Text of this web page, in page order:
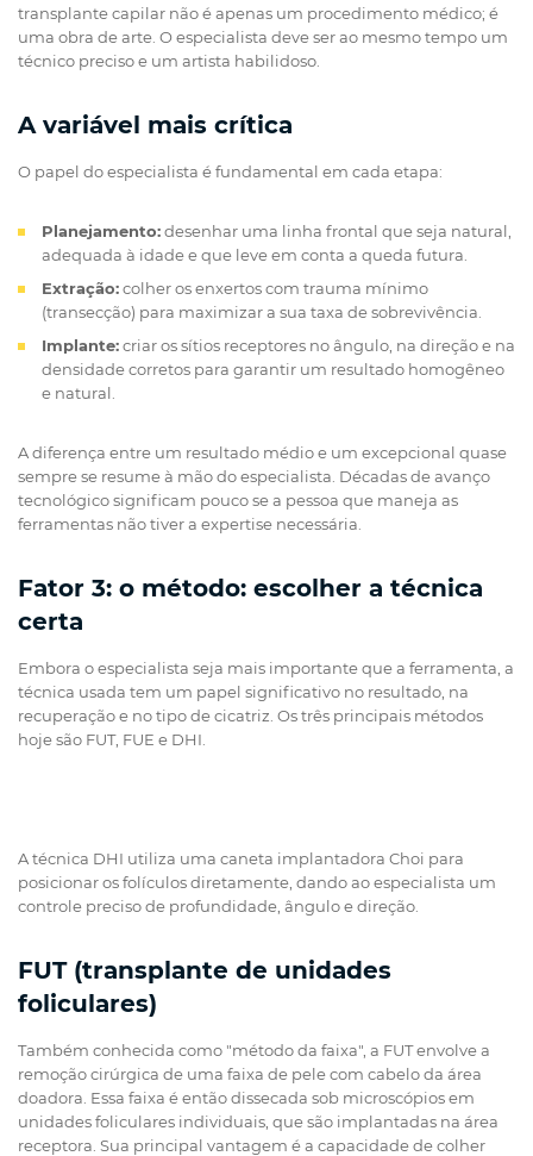
transplante capilar não é apenas um procedimento médico; é
uma obra de arte. O especialista deve ser ao mesmo tempo um
técnico preciso e um artista habilidoso.
A variável mais crítica
O papel do especialista é fundamental em cada etapa:
Planejamento:desenhar uma linha frontal que seja natural,
adequada à idade e que leve em conta a queda futura.
Extração:colher os enxertos com trauma mínimo
(transecção) para maximizar a sua taxa de sobrevivência.
Implante:criar os sítios receptores no ângulo, na direção e na
densidade corretos para garantir um resultado homogêneo
e natural.
A diferença entre um resultado médio e um excepcional quase
sempre se resume à mão do especialista. Décadas de avanço
tecnológico significam pouco se a pessoa que maneja as
ferramentas não tiver a expertise necessária.
Fator 3: o método: escolher a técnica
certa
Embora o especialista seja mais importante que a ferramenta, a
técnica usada tem um papel significativo no resultado, na
recuperação e no tipo de cicatriz. Os três principais métodos
hoje são FUT, FUE e DHI.
A técnica DHI utiliza uma caneta implantadora Choi para
posicionar os folículos diretamente, dando ao especialista um
controle preciso de profundidade, ângulo e direção.
FUT (transplante de unidades
foliculares)
Também conhecida como "método da faixa", a FUT envolve a
remoção cirúrgica de uma faixa de pele com cabelo da área
doadora. Essa faixa é então dissecada sob microscópios em
unidades foliculares individuais, que são implantadas na área
receptora. Sua principal vantagem é a capacidade de colher